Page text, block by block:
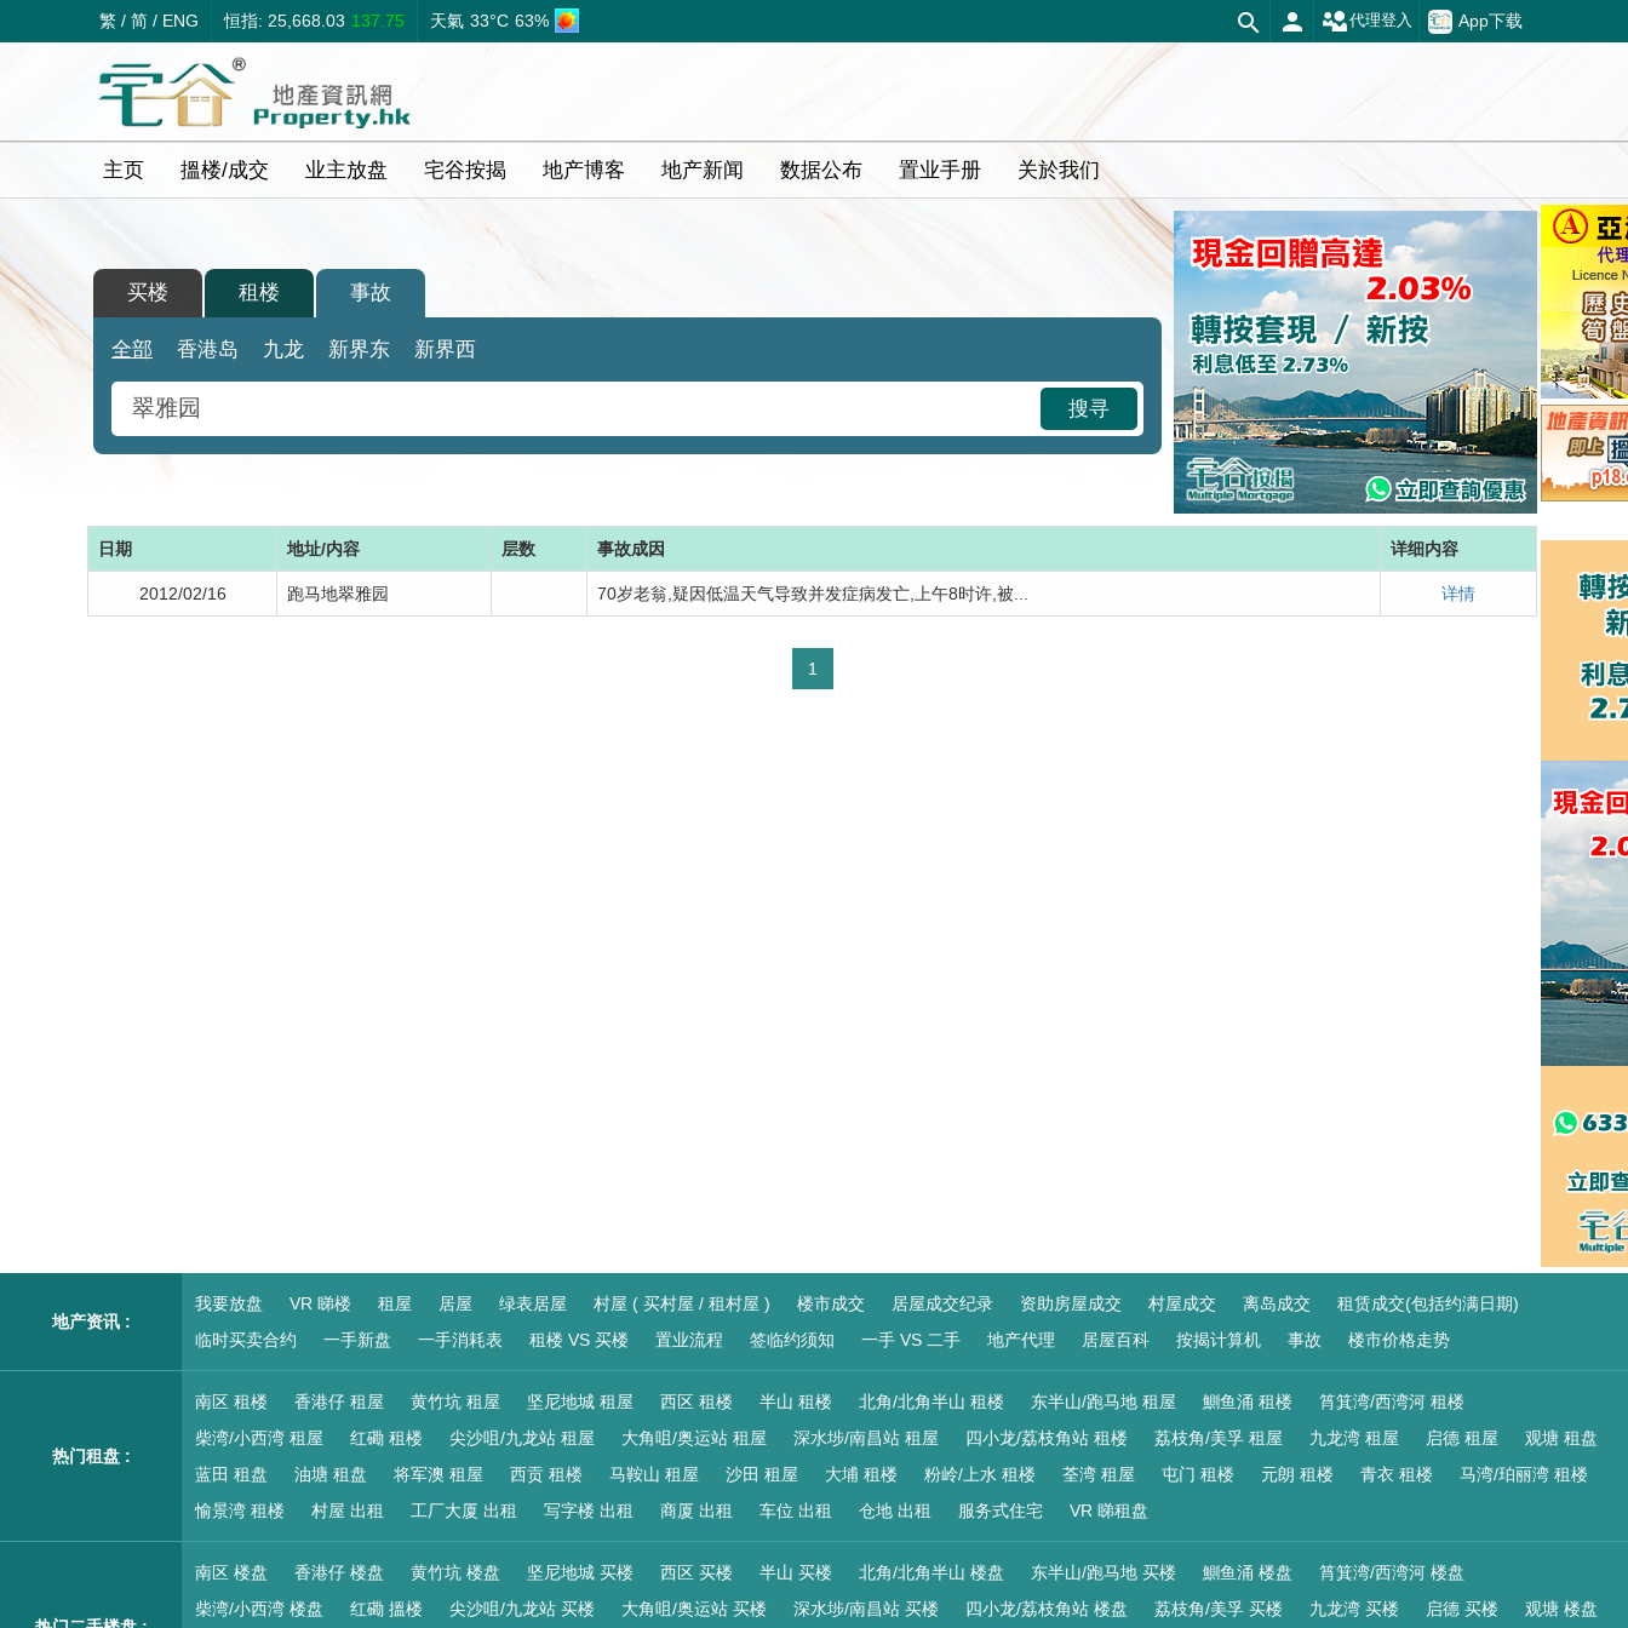
繁 / 简 / ENG 恒指: 25,668.03 137.75 天氣 33°C 63% App下载
代理登入
主页 搵楼/成交 业主放盘 宅谷按揭 地产博客 地产新闻 数据公布 置业手册 关於我们
买楼 租楼 事故
全部 香港岛 九龙 新界东 新界西
搜寻
日期 地址/内容 层数 事故成因 详细内容
2012/02/16 跑马地翠雅园 70岁老翁,疑因低温天气导致并发症病发亡,上午8时许,被... 详情
1
地产资讯 :
我要放盘 VR 睇楼 租屋 居屋 绿表居屋 村屋 ( 买村屋 / 租村屋 ) 楼市成交 居屋成交纪录 资助房屋成交 村屋成交 离岛成交
租赁成交(包括约满日期)
临时买卖合约
一手新盘 一手消耗表 租楼 VS 买楼 置业流程 签临约须知 一手 VS 二手 地产代理 居屋百科 按揭计算机 事故 楼市价格走势
热门租盘 :
南区 租楼 香港仔 租屋 黄竹坑 租屋 坚尼地城 租屋 西区 租楼 半山 租楼 北角/北角半山 租楼 东半山/跑马地 租屋 鰂鱼涌 租楼
筲箕湾/西湾河 租楼
柴湾/小西湾 租屋
红磡 租楼 尖沙咀/九龙站 租屋 大角咀/奥运站 租屋 深水埗/南昌站 租屋 四小龙/荔枝角站 租楼 荔枝角/美孚 租屋 九龙湾 租屋 启德 租屋
观塘 租盘
蓝田 租盘
油塘 租盘 将军澳 租屋 西贡 租楼 马鞍山 租屋 沙田 租屋 大埔 租楼 粉岭/上水 租楼 荃湾 租屋 屯门 租楼 元朗 租楼 青衣 租楼
马湾/珀丽湾 租楼
愉景湾 租楼
村屋 出租 工厂大厦 出租 写字楼 出租 商厦 出租 车位 出租 仓地 出租 服务式住宅 VR 睇租盘
南区 楼盘 香港仔 楼盘 黄竹坑 楼盘 坚尼地城 买楼 西区 买楼 半山 买楼 北角/北角半山 楼盘 东半山/跑马地 买楼 鰂鱼涌 楼盘
筲箕湾/西湾河 楼盘
柴湾/小西湾 楼盘
红磡 搵楼 尖沙咀/九龙站 买楼 大角咀/奥运站 买楼 深水埗/南昌站 买楼 四小龙/荔枝角站 楼盘 荔枝角/美孚 买楼 九龙湾 买楼 启德 买楼 观塘 楼盘